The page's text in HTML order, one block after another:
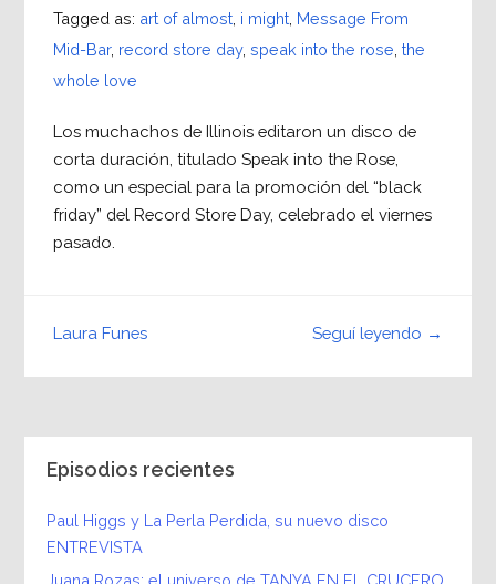
Tagged as: art of almost, i might, Message From
Mid-Bar, record store day, speak into the rose the
whole love
Los muchachos de Illinois editaron un disco de
corta duración, titulado Speak into the Rose,
como un especial para la promoción del “black
friday” del Record Store Day, celebrado el viernes
pasado.
Seguí leyendo →
Laura Funes
Episodios recientes
Paul Higgs y La Perla Perdida, su nuevo disco
ENTREVISTA